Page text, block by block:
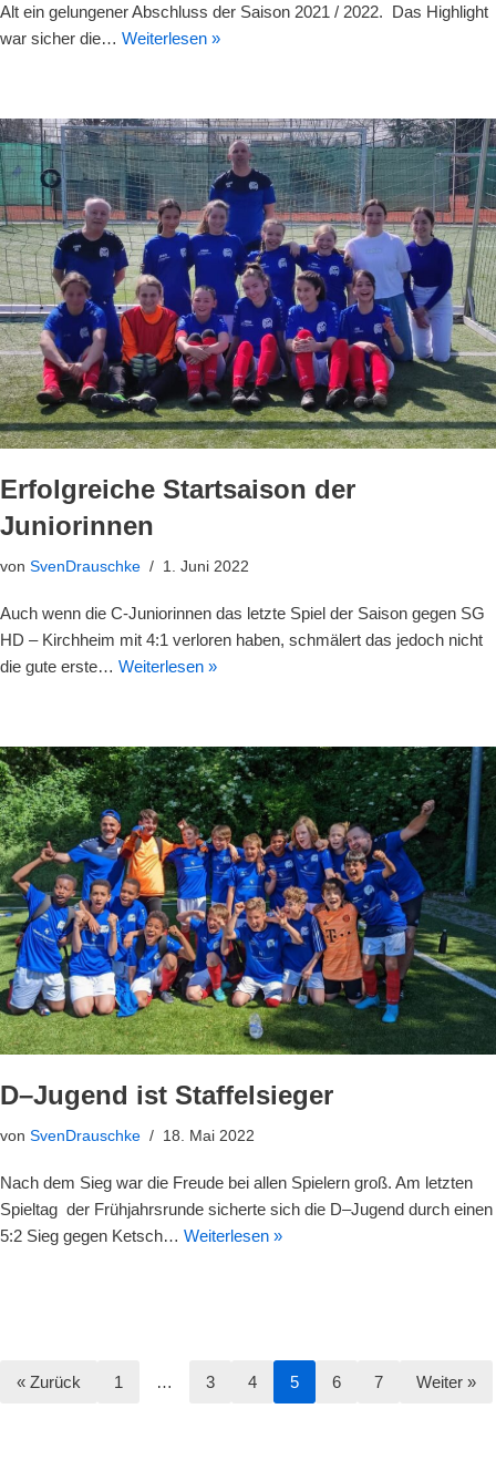
Alt ein gelungener Abschluss der Saison 2021 / 2022. Das Highlight
war sicher die… Weiterlesen »
Erfolgreiche Startsaison der
Juniorinnen
von SvenDrauschke 1. Juni 2022
Auch wenn die C-Juniorinnen das letzte Spiel der Saison gegen SG
HD – Kirchheim mit 4:1 verloren haben, schmälert das jedoch nicht
die gute erste… Weiterlesen »
D–Jugend ist Staffelsieger
von SvenDrauschke 18. Mai 2022
Nach dem Sieg war die Freude bei allen Spielern groß. Am letzten
Spieltag der Frühjahrsrunde sicherte sich die D–Jugend durch einen
5:2 Sieg gegen Ketsch… Weiterlesen »
« Zurück 1 … 3 4 5 6 7 Weiter »